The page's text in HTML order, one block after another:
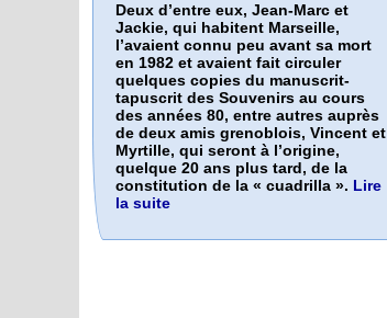
Deux d’entre eux, Jean-Marc et
Jackie, qui habitent Marseille,
l’avaient connu peu avant sa mort
en 1982 et avaient fait circuler
quelques copies du manuscrit-
tapuscrit des Souvenirs au cours
des années 80, entre autres auprès
de deux amis grenoblois, Vincent et
Myrtille, qui seront à l’origine,
quelque 20 ans plus tard, de la
constitution de la « cuadrilla ». Lire
la suite